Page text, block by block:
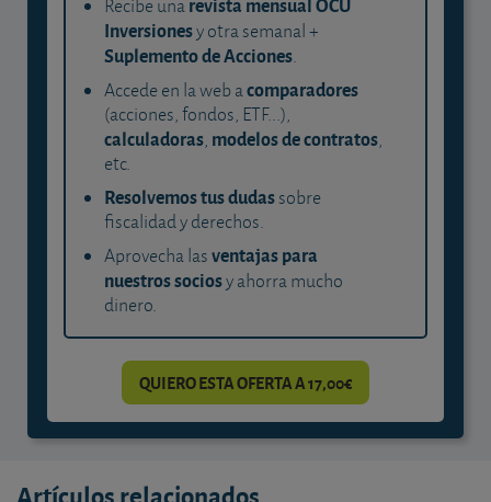
Recibe una
Inversionesy otra semanal +
Suplemento de Acciones.
Accede en la web acomparadores
(acciones, fondos, ETF...),
calculadoras, modelos de contratos,
etc.
Resolvemos tus dudassobre
fiscalidad y derechos.
Aprovecha lasventajas para
nuestros sociosy ahorra mucho
dinero.
QUIERO ESTA OFERTA A 17,00€